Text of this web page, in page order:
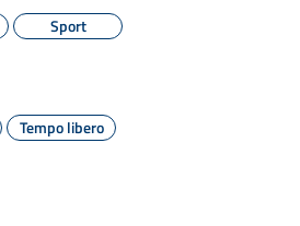
Sport
Tempo libero